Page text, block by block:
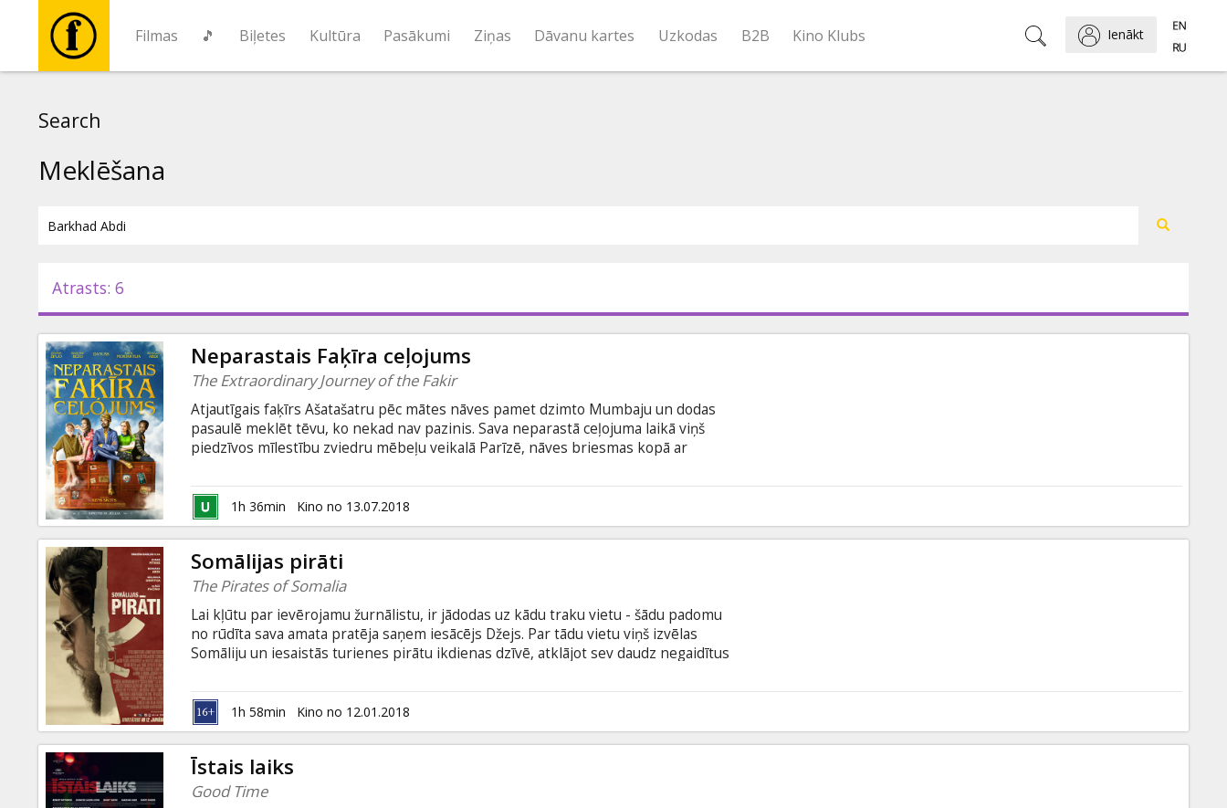
Filmas 🎵 Biļetes Kultūra Pasākumi Ziņas Dāvanu kartes Uzkodas B2B Kino Klubs Ienākt
Pasākumi
Ziņas
Dāvanu
kartes
Uzkodas
B2B
Kino
Klubs
Search
Meklēšana
Atrasts: 6
Neparastais Faķīra ceļojums
The Extraordinary Journey of the Fakir
Atjautīgais faķīrs Ašatašatru pēc mātes nāves pamet dzimto Mumbaju un dodas
pasaulē meklēt tēvu, ko nekad nav pazinis. Sava neparastā ceļojuma laikā viņš
piedzīvos mīlestību zviedru mēbeļu veikalā Parīzē, nāves briesmas kopā ar
gaisa balonā virs Vidusjūras. Galu galā viņš apjautīs, kas ir dzīves īstās vērtības un
kas viņš patiesībā vēlas būt. Filma angļu un franču valodā ar subtitriem latviešu un
krievu valodā.
1h 36min Kino no 13.07.2018
Somālijas pirāti
The Pirates of Somalia
Lai kļūtu par ievērojamu žurnālistu, ir jādodas uz kādu traku vietu - šādu padomu
no rūdīta sava amata pratēja saņem iesācējs Džejs. Par tādu vietu viņš izvēlas
Somāliju un iesaistās turienes pirātu ikdienas dzīvē, atklājot sev daudz negaidītus
krievu valodā.
1h 58min Kino no 12.01.2018
Īstais laiks
Good Time